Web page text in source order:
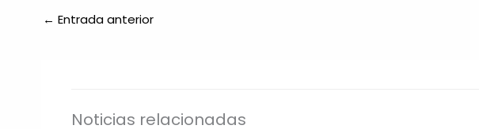
← Entrada anterior
Noticias relacionadas